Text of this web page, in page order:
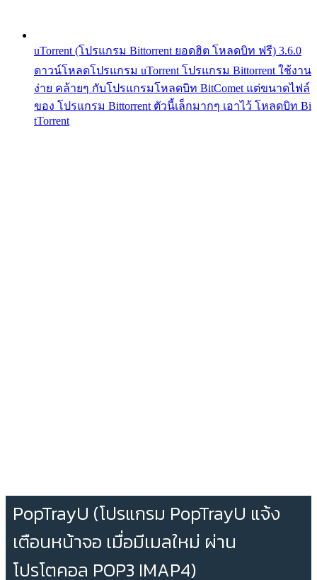
uTorrent (โปรแกรม Bittorrent ยอดฮิต โหลดบิท ฟรี) 3.6.0
ดาวน์โหลดโปรแกรม uTorrent โปรแกรม Bittorrent ใช้งาน
ง่าย คล้ายๆ กับโปรแกรมโหลดบิท BitComet แต่ขนาดไฟล์
ของ โปรแกรม Bittorrent ตัวนี้เล็กมากๆ เอาไว้ โหลดบิท Bi
tTorrent
PopTrayU (โปรแกรม PopTrayU แจ้ง
เตือนหน้าจอ เมื่อมีเมลใหม่ ผ่าน
โปรโตคอล POP3 IMAP4)